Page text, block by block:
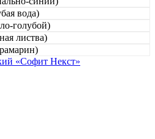
вода)
голубой)
листва)
«Софит Некст»